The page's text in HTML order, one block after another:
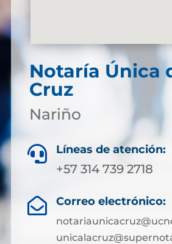
Notaría Única
Cruz
Nariño
 Líneas de atención:
+57 314 739 2718
 Correo electrónico: